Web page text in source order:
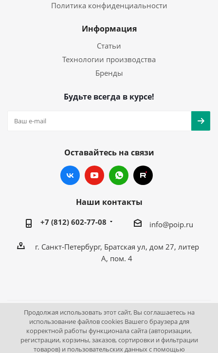
Политика конфиденциальности
Информация
Статьи
Технологии производства
Бренды
Будьте всегда в курсе!
Оставайтесь на связи
Наши контакты
+7 (812) 602-77-08 info@poip.ru
г. Санкт-Петербург, Братская ул, дом 27, литер
А, пом. 4
2009 - 2026 © Промышленное оборудование Интернет
портал.
195043, г. Санкт-Петербург, Братская ул, дом 27, литер А,
Продолжая использовать этот сайт, Вы соглашаетесь на
использование файлов cookies Вашего браузера для
корректной работы функционала сайта (авторизации,
регистрации, корзины, заказов, сортировки и фильтрации
товаров) и пользовательских данных с помощью